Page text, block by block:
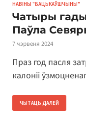
НАВІНЫ "БАЦЬКАЎШЧЫНЫ"
Чатыры
Паўла
7 чэрвеня 2024
Праз год пасля
калоніі
ЧЫТАЦЬ ДАЛЕЙ